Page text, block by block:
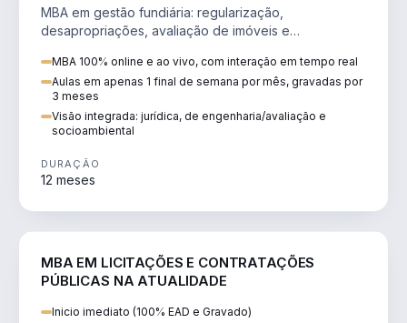
MBA em gestão fundiária: regularização,
desapropriações, avaliação de imóveis e
MBA 100% online e ao vivo, com interação em tempo real
Aulas em apenas 1 final de semana por mês, gravadas por
3 meses
Visão integrada: jurídica, de engenharia/avaliação e
socioambiental
DURAÇÃO
12 meses
MBA EM LICITAÇÕES E CONTRATAÇÕES
PÚBLICAS NA ATUALIDADE
Inicio imediato (100% EAD e Gravado)